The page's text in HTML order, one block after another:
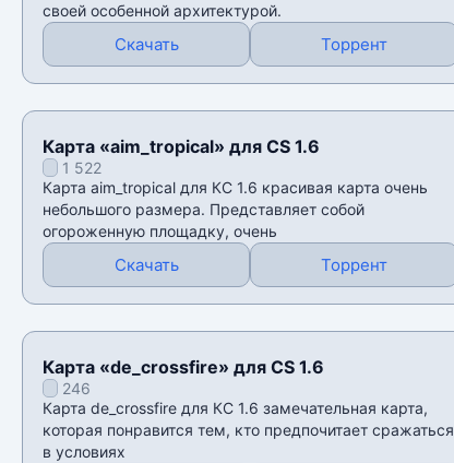
своей особенной архитектурой.
Скачать Торрент
Карта «aim_tropical» для CS 1.6
1 522
Карта aim_tropical для КС 1.6 красивая карта очень
небольшого размера. Представляет собой
огороженную площадку, очень
Скачать Торрент
Карта «de_crossfire» для CS 1.6
246
Карта de_crossfire для КС 1.6 замечательная карта,
которая понравится тем, кто предпочитает сражаться
в условиях